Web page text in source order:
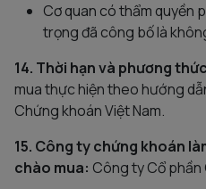
Cơ quan có thẩm quyền
trọng đã công bố là
14. Thời hạn và phương
mua thực hiện theo hướng
Chứng khoán Việt Nam.
15. Công ty chứng khoán
chào mua: Công ty Cổ